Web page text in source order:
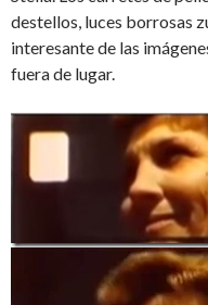
destellos, luces borrosas
interesante de las
fuera de lugar.